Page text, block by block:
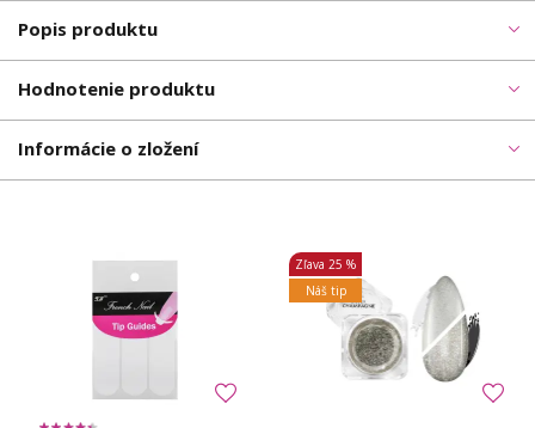
Popis produktu
Hodnotenie produktu
Informácie o zložení
Zľava 25 %
Náš tip